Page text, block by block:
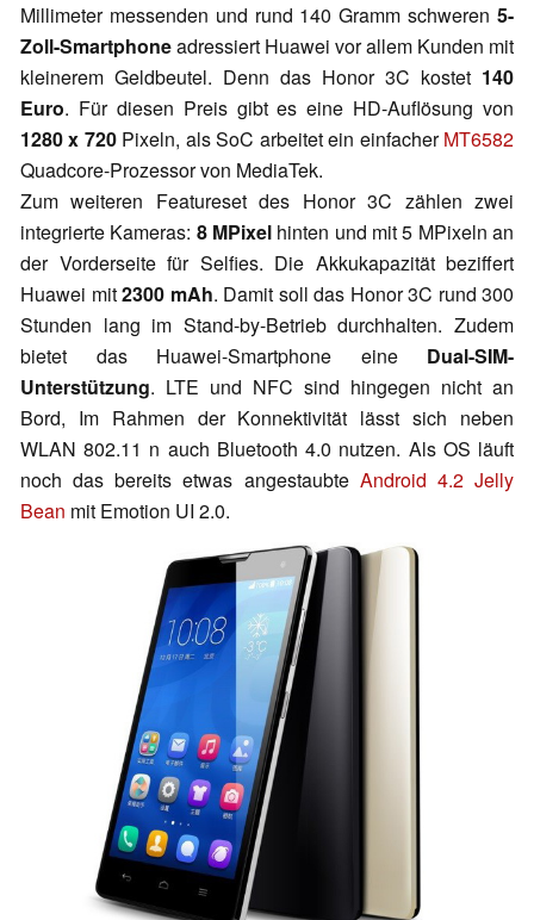
Millimeter messenden und rund 140 Gramm schweren 5-
Zoll-Smartphoneadressiert Huawei vor allem Kunden mit
kleinerem Geldbeutel. Denn das Honor 3C kostet 140
Euro. Für diesen Preis gibt es eine HD-Auflösung von
1280 x 720Pixeln, als SoC arbeitet ein einfacherMT6582
Quadcore-Prozessor von MediaTek.
Zum weiteren Featureset des Honor 3C zählen zwei
integrierte Kameras: 8 MPixel hinten und mit 5 MPixeln an
der Vorderseite für Selfies. Die Akkukapazität beziffert
Huawei mit2300 mAh. Damit soll das Honor 3C rund 300
Stunden lang im Stand-by-Betrieb durchhalten. Zudem
bietet das Huawei-Smartphone eine Dual-SIM-
Unterstützung. LTE und NFC sind hingegen nicht an
Bord, Im Rahmen der Konnektivität lässt sich neben
WLAN 802.11 n auch Bluetooth 4.0 nutzen. Als OS läuft
noch das bereits etwas angestaubte Android 4.2 Jelly
Bean mit Emotion UI 2.0.